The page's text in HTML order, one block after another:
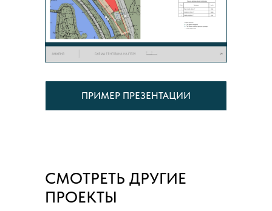
ПРИМЕР ПРЕЗЕНТАЦИИ
СМОТРЕТЬ ДРУГИЕ
ПРОЕКТЫ